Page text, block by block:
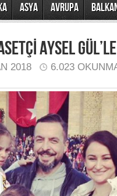
ASYA AVRUPA
AYSEL
2018 6.023